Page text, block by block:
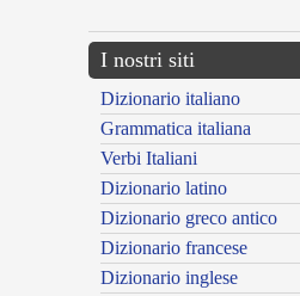
I nostri siti
Dizionario italiano
Grammatica italiana
Verbi Italiani
Dizionario latino
Dizionario greco antico
Dizionario francese
Dizionario inglese